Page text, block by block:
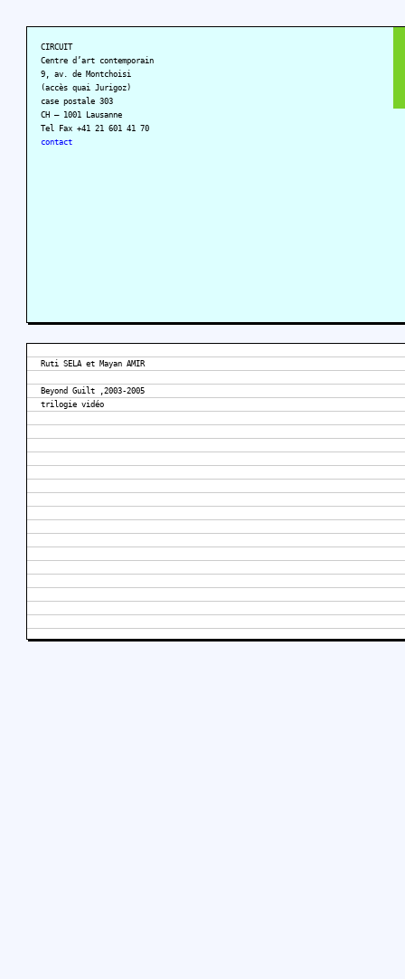
CIRCUIT
Centre d’art contemporain
9, av. de Montchoisi
(accès quai Jurigoz)
case postale 303
CH – 1001 Lausanne
Tel Fax +41 21 601 41 70
contact
Ruti SELA et Mayan AMIR
Beyond Guilt ,2003-2005
trilogie vidéo